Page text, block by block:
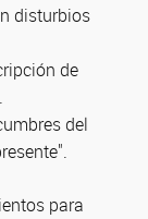
disturbios
de
del
para